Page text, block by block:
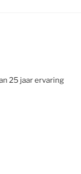
25 jaar ervaring